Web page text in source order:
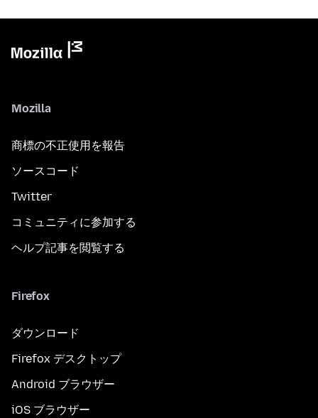
Mozilla
商標の不正使用を報告
ソースコード
Twitter
コミュニティに参加する
ヘルプ記事を閲覧する
Firefox
ダウンロード
Firefox デスクトップ
Android ブラウザー
iOS ブラウザー